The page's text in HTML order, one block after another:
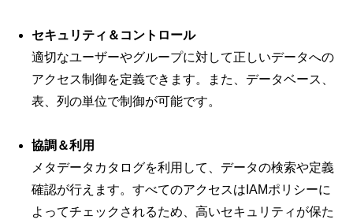
セキュリティ＆コントロール
適切なユーザーやグループに対して正しいデータへの
アクセス制御を定義できます。また、データベース、
表、列の単位で制御が可能です。
協調＆利用
メタデータカタログを利用して、データの検索や定義
確認が行えます。すべてのアクセスはIAMポリシーに
よってチェックされるため、高いセキュリティが保た